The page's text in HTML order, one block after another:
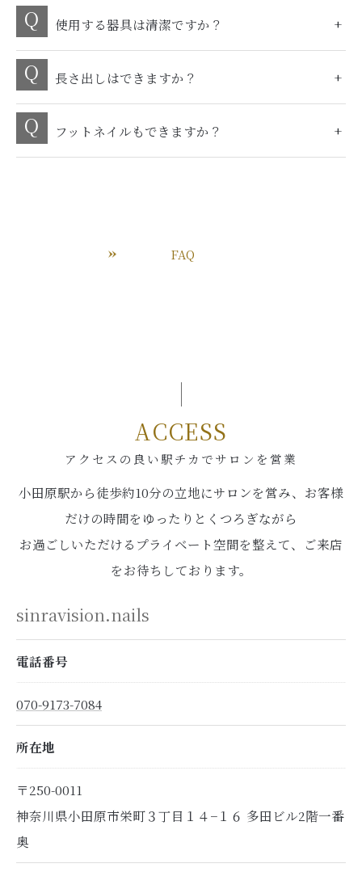
使用する器具は清潔ですか？
長さ出しはできますか？
フットネイルもできますか？
FAQ
アクセスの良い駅チカでサロンを営業
ACCESS
小田原駅から徒歩約10分の立地にサロンを営み、お客様
だけの時間をゆったりとくつろぎながら
お過ごしいただけるプライベート空間を整えて、ご来店
をお待ちしております。
sinravision.nails
電話番号
070-9173-7084
所在地
〒250-0011
神奈川県小田原市栄町３丁目１４−１６ 多田ビル2階一番
奥